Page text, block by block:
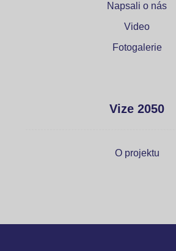
Napsali o nás
Video
Fotogalerie
Vize 2050
O projektu